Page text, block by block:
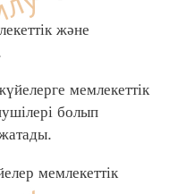
және
мемлекеттік
болып
мемлекеттік